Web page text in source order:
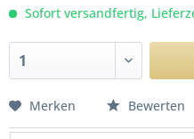
Sofort versandfertig,
Merken Bewerten